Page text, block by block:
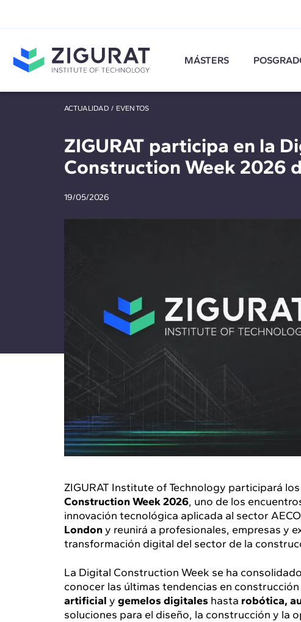
MÁSTERS
ACTUALIDAD / EVENTOS
ZIGURAT participa en la
Construction Week 2026
19/05/2026
ZIGURAT Institute of Technology participará
Construction Week 2026, uno de los
innovación tecnológica aplicada al sector
Londony reunirá a profesionales, empresas y
transformación digital del sector de la
La Digital Construction Week se ha
conocer las últimas tendencias en
artificial y gemelos digitales hasta robótica,
soluciones para el diseño, la construcción y la